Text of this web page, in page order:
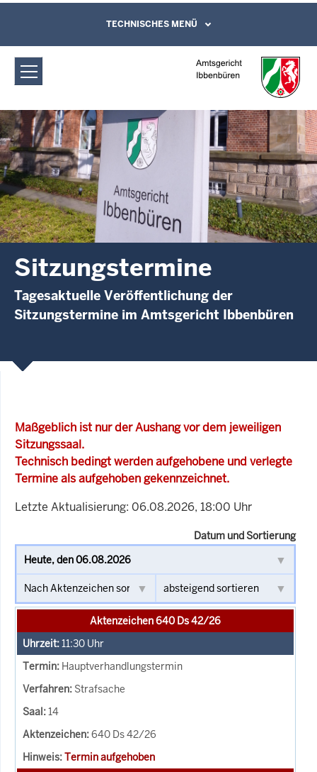
Amtsgericht Ibbenbüren:
Sitzungstermine
Direkt zum Inhalt
Leichte Sprache, Gebärdensprachenvideo
und Kontaktformular
TECHNISCHES MENÜ
Sitzungstermine
Tagesaktuelle Veröffentlichung der
Sitzungstermine im Amtsgericht Ibbenbüren
Maßgeblich ist nur der Aushang vor dem jeweiligen
Sitzungssaal.
Technisch bedingt werden aufgehobene und verlegte
Termine als aufgehoben gekennzeichnet.
Letzte Aktualisierung: 06.08.2026, 18:00 Uhr
Datum und Sortierung
Aktenzeichen 640 Ds 42/26
11:30 Uhr
Hauptverhandlungstermin
Strafsache
14
640 Ds 42/26
Termin aufgehoben